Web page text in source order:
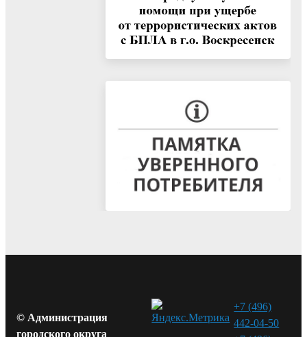
© Администрация
городского округа
+7 (496)
442-04-50